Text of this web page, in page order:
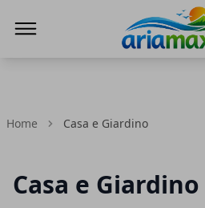
Home Casa e Giardino
Casa e Giardino